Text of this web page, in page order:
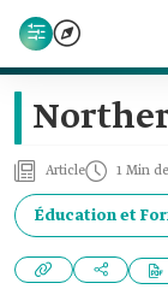
Article 1 Min
Éducation et